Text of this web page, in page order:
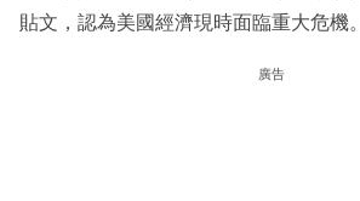
貼文，認為美國經濟現時面臨重大危機。
廣告